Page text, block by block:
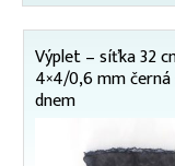
Čeřeny
Kádě, kbelíky, vany
Výplet – síťka 32
4×4/0,6 mm černá
dnem